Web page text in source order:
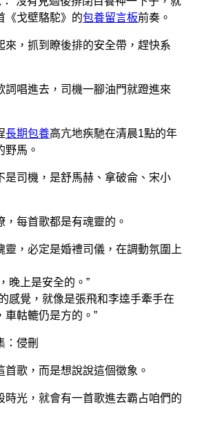
《戈壁駱駝》的包養留言板前奏。
，抓到瞭後排的安全帶，趕快系
唱進去，司機一腳油門就蹬進來
長期包養高亢地疾馳在清晨1點的年
野馬。
司機，是舒馬赫、拿破侖、宋小
每首歌都是有魂靈的。
，必定是婚禮司儀，在調動氛圍上
晚上是安全的。”
覺，就像是張飛和李逵手牽手在
車軲轆仍是方的。”
侵刪
歌，而是想說說這個徵象。
光，就會有一首歌進去霸占咱們的